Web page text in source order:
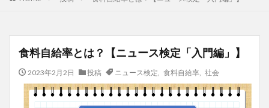
食料自給率とは？【ニュース検定「入門編」】
2023年2月2日 投稿 ニュース検定 食料自給率 社会